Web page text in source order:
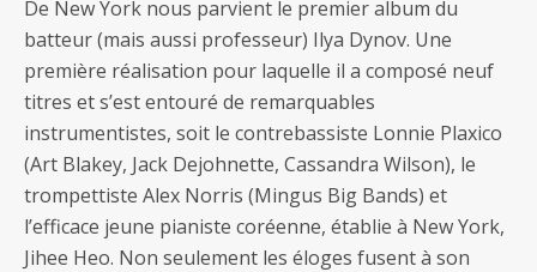
De New York nous parvient le premier album du
batteur (mais aussi professeur) Ilya Dynov. Une
première réalisation pour laquelle il a composé neuf
titres et s’est entouré de remarquables
instrumentistes, soit le contrebassiste Lonnie Plaxico
(Art Blakey, Jack Dejohnette, Cassandra Wilson), le
trompettiste Alex Norris (Mingus Big Bands) et
l’efficace jeune pianiste coréenne, établie à New York,
Jihee Heo. Non seulement les éloges fusent à son